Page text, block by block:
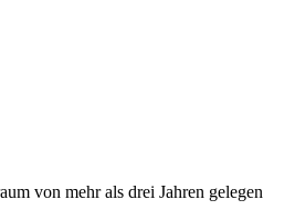
von mehr als drei Jahren gelegen